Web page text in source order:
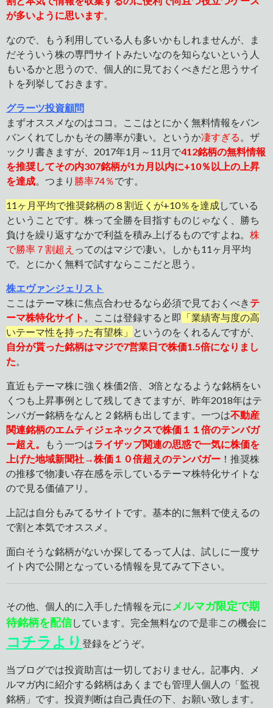
が多いように思います
なので、もう利用している人も多いかもしれませんが、ま
だそういう株の専門サイトみたいなのを知らないという人
もいるかと思うので、個人的に見ておくべきだと思うサイ
トを列挙しておきます。
グラーツ投資顧問
まずオススメなのはココ。ここはとにかく無料情報をバン
バンくれてしかもその勝率が凄い。というか凄すぎる
。ザ
ックリ書きますが、2017年1月～11月で412銘柄の無料情報
を推奨してその内307銘柄が1カ月以内に+10％以上の上昇
を達成 。つまり 勝率74％です。
11ヶ月平均で推奨銘柄の８割近くが+10％を達成している
ということです。株って全勝を目指すものじゃなく、勝ち
負けを繰り返すなかで利益を積み上げるものですよね。 株
で勝率７割超え ってのはマジで凄い。しかも11ヶ月平均
で。とにかく無料で試すならここだと思う。
株エヴァンジェリスト
ここはテーマ株に焦点合わせるなら必須で見ておくべき テ
ーマ株特化サイト
。ここは登録すると即 「業績寄与度の高
いテーマ性を持った有望株」
というのをくれるんですが、
自分が貰った銘柄はマジで7営業日で株価1.5倍になりまし
た
直近もテーマ株に強く株価2倍、3倍となるような銘柄をい
くつも上昇事例として残してきてますが、昨年2018年はテ
ンバガー銘柄をなんと２銘柄も出してます。一つは不動産
関連銘柄のエムティジェネックスで株価１１倍のテンバガ
ー超え。
もう一つはライザップ関連の思惑で一気に株価を
上げた地域新聞社→株価１０倍超えのテンバガー ！推奨株
の推移で物凄い存在感を示しているテーマ株特化サイトな
ので見る価値アリ。
上記は自分もみてるサイトです。基本的に無料で使えるの
で割と本気でオススメ。
面白そうな銘柄がないか探してるって人は、試しに一度サ
イト内で公開となっている情報を見てみて下さい。
その他、個人的に入手した情報を元に メルマガ限定で期
待銘柄を配信しています。完全無料なので是非この機会に
コチラより 登録をどうぞ。
当ブログでは投資助言は一切しておりません。記事内、メ
ルマガ内に紹介する銘柄はあくまでも管理人個人の「監視
銘柄」です。投資判断は自己責任の下、お願い致します。